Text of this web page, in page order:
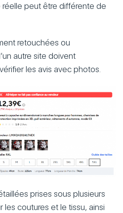
peut être différente de
retouchées ou
autre site doivent
les avis avec photos.
prises sous plusieurs
les coutures et le tissu, ainsi